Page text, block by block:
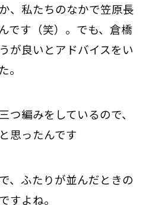
、私たちのなかで笠原長
です（笑）。でも、倉橋
が良いとアドバイスをい
。
つ編みをしているので、
思ったんです
、ふたりが並んだときの
すよね。